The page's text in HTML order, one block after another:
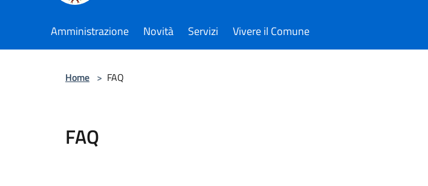
Amministrazione Novità Servizi Vivere il Comune
Home > FAQ
FAQ